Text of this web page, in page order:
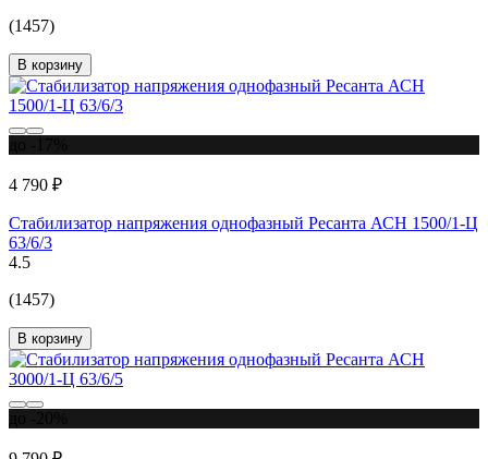
(1457)
В корзину
4 790 ₽
Стабилизатор напряжения однофазный Ресанта АСН 1500/1-Ц
63/6/3
4.5
(1457)
В корзину